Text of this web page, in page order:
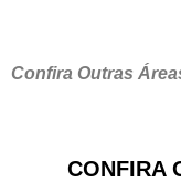
Confira Outras
CONFIRA